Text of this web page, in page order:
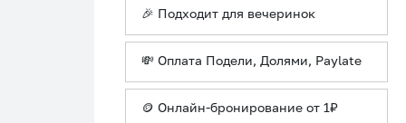
🎉 Подходит для вечеринок
💸 Оплата Подели, Долями, Paylate
🪙 Онлайн-бронирование от 1₽